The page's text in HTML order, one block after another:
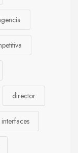
director